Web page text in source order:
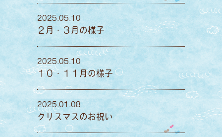
2025.05.10
２月・３月の様子
2025.05.10
１０・１１月の様子
2025.01.08
クリスマスのお祝い